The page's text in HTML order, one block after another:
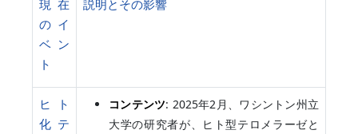
現在
のイ
ベン
ト
説明とその影響
ヒト
化テ
コンテンツ: 2025年2月、ワシントン州立
大学の研究者が、ヒト型テロメラーゼと